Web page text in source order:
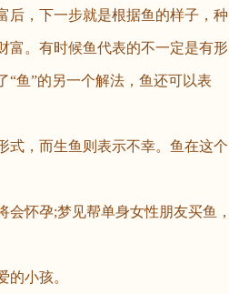
，下一步就是根据鱼的样子，种
富。有时候鱼代表的不一定是有形
“鱼”的另一个解法，鱼还可以表
，而生鱼则表示不幸。鱼在这个
怀孕;梦见帮单身女性朋友买鱼，
小孩。